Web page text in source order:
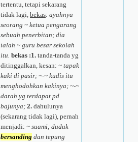
tertentu, tetapi sekarang
tidak lagi, bekas: ayahnya
seorang ~ ketua pengarang
sebuah penerbitan; dia
ialah ~ guru besar sekolah
itu. bekas :1. tanda-tanda yg
ditinggalkan, kesan: ~ tapak
kaki di pasir; ~-~ kudis itu
menghodohkan kakinya; ~-~
darah yg terdapat pd
bajunya; 2. dahulunya
(sekarang tidak lagi), pernah
menjadi: ~ suami; duduk
bersanding dan tepung